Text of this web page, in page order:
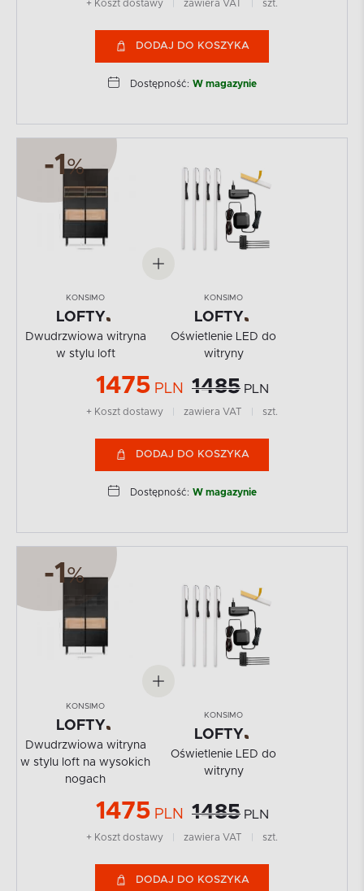
+ Koszt dostawy zawiera VAT szt.
DODAJ DO KOSZYKA
Dostępność: W magazynie
-1%
KONSIMO
LOFTY
Dwudrzwiowa witryna
w stylu loft
KONSIMO
LOFTY
Oświetlenie LED do
witryny
1475 PLN 1485 PLN
+ Koszt dostawy zawiera VAT szt.
DODAJ DO KOSZYKA
Dostępność: W magazynie
-1%
KONSIMO
LOFTY
Dwudrzwiowa witryna
w stylu loft na wysokich
nogach
KONSIMO
LOFTY
Oświetlenie LED do
witryny
1475 PLN 1485 PLN
+ Koszt dostawy zawiera VAT szt.
DODAJ DO KOSZYKA